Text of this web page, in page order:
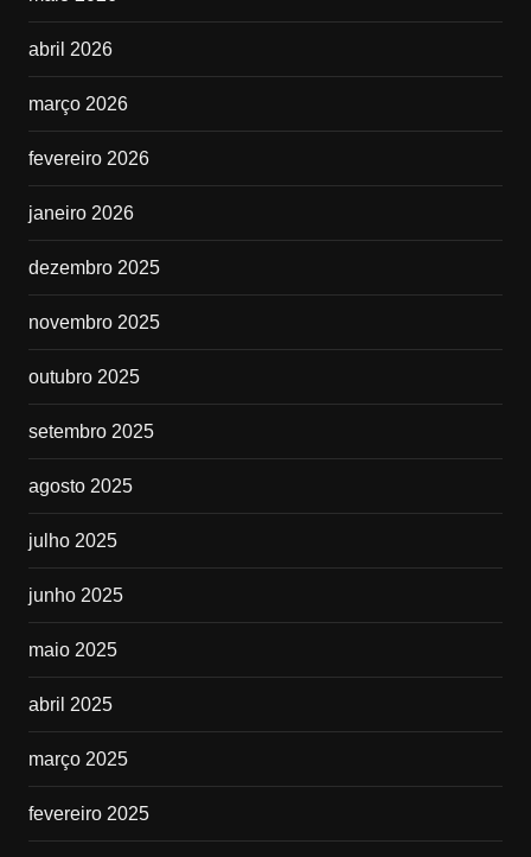
abril 2026
março 2026
fevereiro 2026
janeiro 2026
dezembro 2025
novembro 2025
outubro 2025
setembro 2025
agosto 2025
julho 2025
junho 2025
maio 2025
abril 2025
março 2025
fevereiro 2025